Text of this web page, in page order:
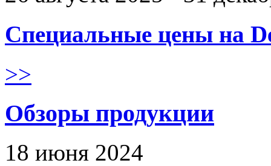
Специальные цены на
>>
Обзоры продукции
18 июня 2024